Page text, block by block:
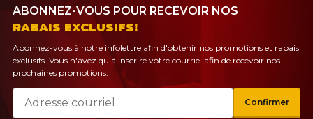
ABONNEZ-VOUS POUR RECEVOIR NOS
RABAIS EXCLUSIFS!
Abonnez-vous à notre infolettre afin d'obtenir nos promotions et rabais
exclusifs. Vous n'avez qu'à inscrire votre courriel afin de recevoir nos
prochaines promotions.
Courriel
Confirmer